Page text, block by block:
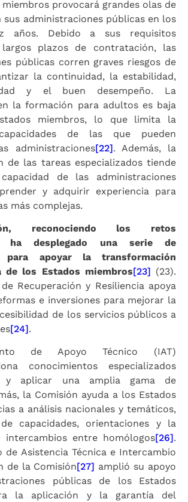
provocará grandes olas de
sus administraciones públicas en los
años. Debido a sus requisitos
plazos de contratación, las
públicas corren graves riesgos de
la continuidad, la estabilidad,
y el buen desempeño. La
la formación para adultos es baja
miembros, lo que limita la
de las que pueden
administraciones[22]. Además, la
de las tareas especializados tiende
de las administraciones
y adquirir experiencia para
más complejas.
reconociendo los retos
ha desplegado una serie de
para apoyar la transformación
de los Estados miembros[23] (23).
Recuperación y Resiliencia apoya
e inversiones para mejorar la
de los servicios públicos a
[24].
de Apoyo Técnico (IAT)
conocimientos especializados
y aplicar una amplia gama de
la Comisión ayuda a los Estados
a análisis nacionales y temáticos,
capacidades, orientaciones y la
entre homólogos[26].
de Asistencia Técnica e Intercambio
de la Comisión[27] amplió su apoyo
públicas de los Estados
la aplicación y la garantía del